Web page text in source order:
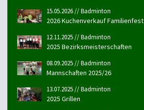
15.05.2026 // Badminton
2026 Kuchenverkauf Familienfest
12.11.2025 // Badminton
2025 Bezirksmeisterschaften
08.09.2025 // Badminton
Mannschaften 2025/26
13.07.2025 // Badminton
2025 Grillen